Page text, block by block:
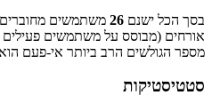
בסך הכל ישנם 26
אורחים (מבוסס על משתמשים פעילים ב־5 הדקות
מספר הגולשים הרב ביותר אי-פעם הוא
סטטיסטיקות